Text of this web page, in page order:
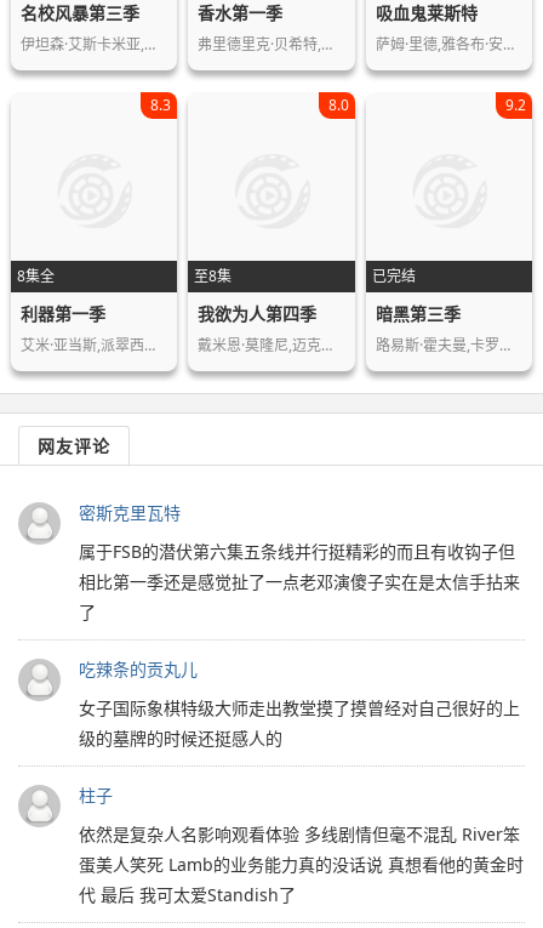
名校风暴第三季
伊坦森·艾斯卡米亚,米格尔·贝尔纳尔…
香水第一季
弗里德里克·贝希特,娜塔莉亚·别利茨…
吸血鬼莱斯特
萨姆·里德,雅各布·安德森,阿萨德·扎…
8集全
8.3
利器第一季
艾米·亚当斯,派翠西娅·克拉克森,克里…
至8集
8.0
我欲为人第四季
戴米恩·莫隆尼,迈克尔·索恰,勒诺拉·…
已完结
9.2
暗黑第三季
路易斯·霍夫曼,卡罗莉内·艾希霍恩,玛…
网友评论
密斯克里瓦特
属于FSB的潜伏第六集五条线并行挺精彩的而且有收钩子但
相比第一季还是感觉扯了一点老邓演傻子实在是太信手拈来
了
吃辣条的贡丸儿
女子国际象棋特级大师走出教堂摸了摸曾经对自己很好的上
级的墓牌的时候还挺感人的
柱子
依然是复杂人名影响观看体验 多线剧情但毫不混乱 River笨
蛋美人笑死 Lamb的业务能力真的没话说 真想看他的黄金时
代 最后 我可太爱Standish了